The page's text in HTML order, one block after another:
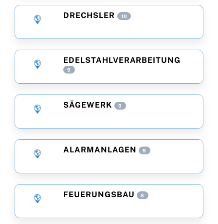
DRECHSLER 10
EDELSTAHLVERARBEITUNG
9
SÄGEWERK 9
ALARMANLAGEN 9
FEUERUNGSBAU 8